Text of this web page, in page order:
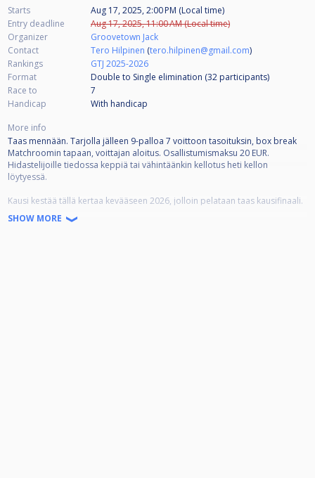
Starts
Aug 17, 2025, 2:00 PM (Local time)
Entry deadline
Aug 17, 2025, 11:00 AM (Local time)
Organizer
Groovetown Jack
Contact
Tero Hilpinen (tero.hilpinen@gmail.com)
Rankings
GTJ 2025-2026
Format
Double to Single elimination (32 participants)
Race to
7
Handicap
With handicap
More info
Taas mennään. Tarjolla jälleen 9-palloa 7 voittoon tasoituksin, box break
Matchroomin tapaan, voittajan aloitus. Osallistumismaksu 20 EUR.
Hidastelijoille tiedossa keppiä tai vähintäänkin kellotus heti kellon
löytyessä.
Kausi kestää tällä kertaa kevääseen 2026, jolloin pelataan taas kausifinaali.
Kisapäivän aikataulu:
SHOW MORE